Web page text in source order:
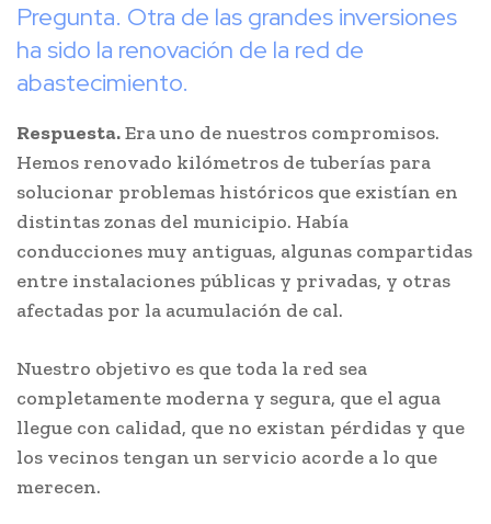
Pregunta. Otra de las grandes inversiones
ha sido la renovación de la red de
abastecimiento.
Respuesta.Era uno de nuestros compromisos.
Hemos renovado kilómetros de tuberías para
solucionar problemas históricos que existían en
distintas zonas del municipio. Había
conducciones muy antiguas, algunas compartidas
entre instalaciones públicas y privadas, y otras
afectadas por la acumulación de cal.
Nuestro objetivo es que toda la red sea
completamente moderna y segura, que el agua
llegue con calidad, que no existan pérdidas y que
los vecinos tengan un servicio acorde a lo que
merecen.